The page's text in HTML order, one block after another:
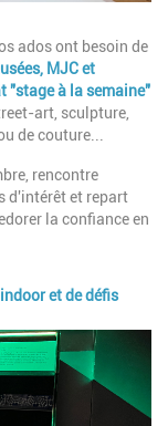
ados ont besoin de
MJC et
"stage à la semaine"
art, sculpture,
de couture...
rencontre
d'intérêt et repart
la confiance en
et de défis